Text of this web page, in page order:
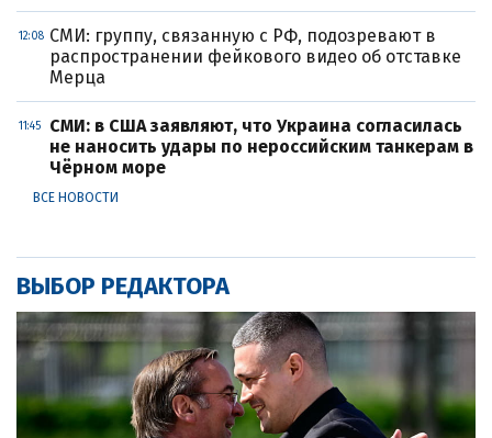
12:08 СМИ: группу, связанную с РФ, подозревают в
распространении фейкового видео об отставке
Мерца
11:45
СМИ: в США заявляют, что Украина согласилась
не наносить удары по нероссийским танкерам в
Чёрном море
ВСЕ НОВОСТИ
ВЫБОР РЕДАКТОРА